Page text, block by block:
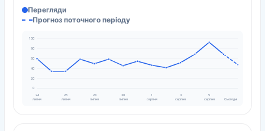
Перегляди
Прогноз поточного періоду
100
80
60
40
20
0
24
липня
26
липня
28
липня
30
липня
1
серпня
3
серпня
5
серпня Сьогодні